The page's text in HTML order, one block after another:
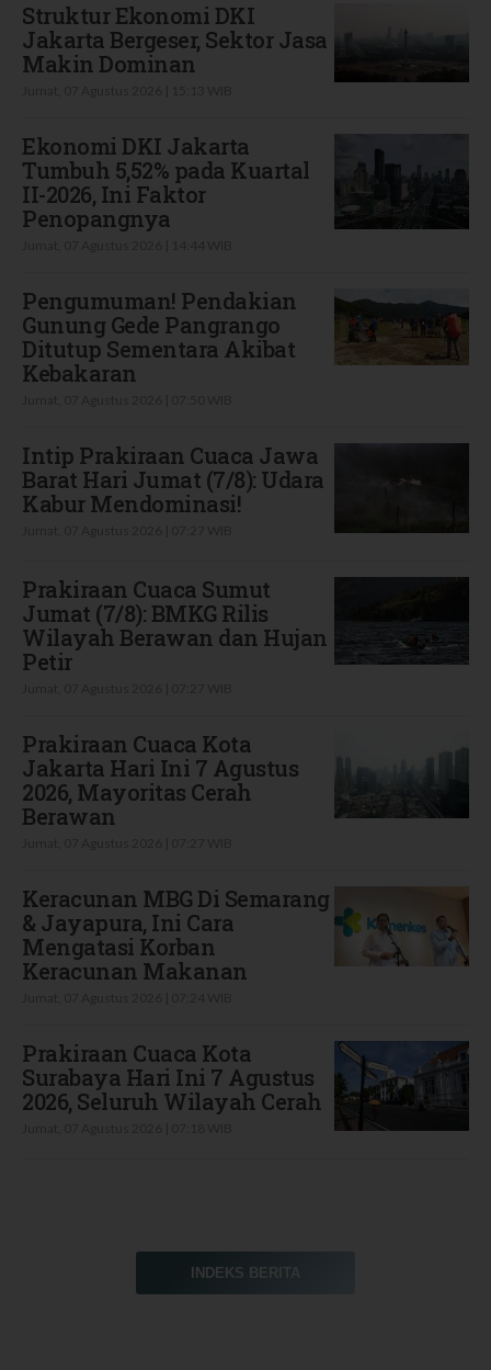
Struktur Ekonomi DKI
Jakarta Bergeser, Sektor Jasa
Makin Dominan
Ekonomi DKI Jakarta
Tumbuh 5,52% pada Kuartal
II-2026, Ini Faktor
Penopangnya
Pengumuman! Pendakian
Gunung Gede Pangrango
Ditutup Sementara Akibat
Kebakaran
Intip Prakiraan Cuaca Jawa
Barat Hari Jumat (7/8): Udara
Kabur Mendominasi!
Prakiraan Cuaca Sumut
Jumat (7/8): BMKG Rilis
Wilayah Berawan dan Hujan
Petir
Prakiraan Cuaca Kota
Jakarta Hari Ini 7 Agustus
2026, Mayoritas Cerah
Berawan
Keracunan MBG Di Semarang
& Jayapura, Ini Cara
Mengatasi Korban
Keracunan Makanan
Prakiraan Cuaca Kota
Surabaya Hari Ini 7 Agustus
2026, Seluruh Wilayah Cerah
INDEKS BERITA